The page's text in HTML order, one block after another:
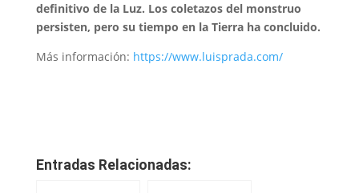
definitivo de la Luz. Los coletazos del monstruo
persisten, pero su tiempo en la Tierra ha concluido.
Más información: https://www.luisprada.com/
Entradas Relacionadas: